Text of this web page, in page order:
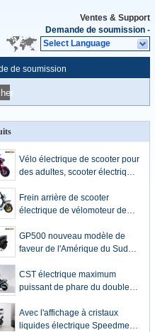
Ventes & Support
Demande de soumission -
Select Language
de soumission
Vélo électrique de scooter pour
des adultes, scooter électrique
Frein arrière de scooter
électrique de vélomoteur de
chaîne de la serrure 60km
GP500 nouveau modèle de
faveur de l'Amérique du Sud
de scooter électrique d'acide
de plomb large du vélomoteur
CST électrique maximum
puissant de phare du double
de la vitesse 50km sans
chambre
Avec l'affichage à cristaux
liquides électrique Speedmeter